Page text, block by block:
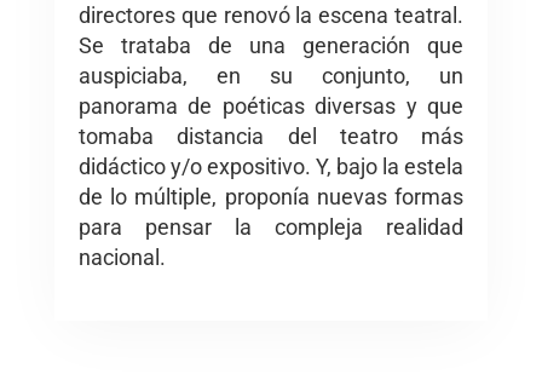
directores que renovó la escena teatral.
Se trataba de una generación que
auspiciaba, en su conjunto, un
panorama de poéticas diversas y que
tomaba distancia del teatro más
didáctico y/o expositivo. Y, bajo la estela
de lo múltiple, proponía nuevas formas
para pensar la compleja realidad
nacional.